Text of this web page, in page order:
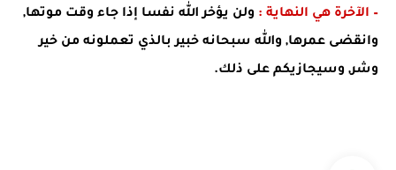
– الآخرة هي النهاية : ولن يؤخر الله نفسا إذا جاء وقت موتها,
وانقضى عمرها, والله سبحانه خبير بالذي تعملونه من خير
وشر, وسيجازيكم على ذلك.